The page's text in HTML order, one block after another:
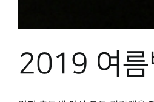
2019 여름